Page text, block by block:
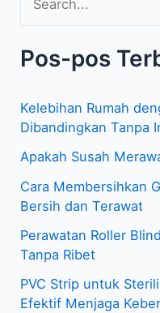
r
u
n
t
u
k
:
Pos-pos
Kelebihan Rumah
Dibandingkan Tanpa
Apakah Susah
Cara Membersihkan
Bersih dan Terawat
Perawatan Roller
Tanpa Ribet
PVC Strip untuk
Efektif Menjaga